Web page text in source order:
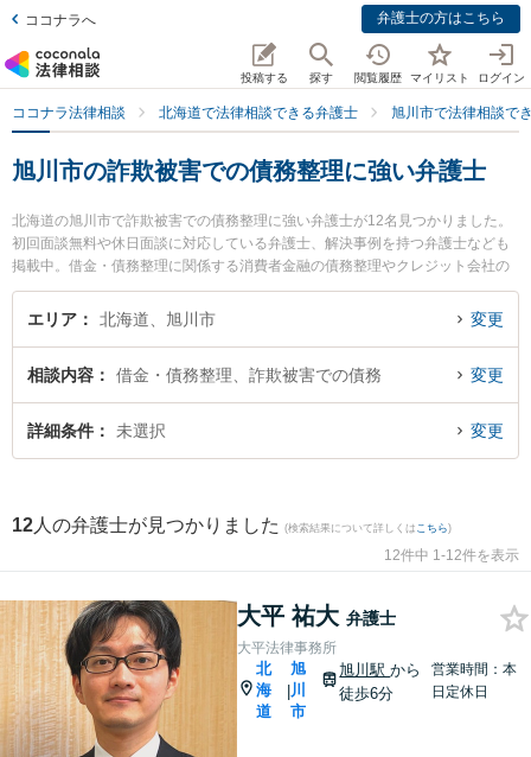
ココナラへ 弁護士の方はこちら
投稿する 探す 閲覧履歴 マイリスト ログイン
ココナラ法律相談 北海道で法律相談できる弁護士 旭川市で法律相談で
旭川市の詐欺被害での債務整理に強い弁護士
北海道の旭川市で詐欺被害での債務整理に強い弁護士が12名見つかりました。
初回面談無料や休日面談に対応している弁護士、解決事例を持つ弁護士なども
掲載中。借金・債務整理に関係する消費者金融の債務整理やクレジット会社の
債務整理、リボ払いの債務整理等の細かな分野での絞り込み検索もでき便利で
す。特に大平法律事務所の大平 祐大弁護士やラフター法律事務所の小田桐 誠弁
での債務整理のトラブルを今すぐに弁護士に相談したい』『詐欺被害での債務
整理のトラブル解決の実績豊富な近くの弁護士を検索したい』『初回相談無料
で詐欺被害での債務整理を法律相談できる旭川市内の弁護士に相談予約した
エリア 北海道、旭川市 変更
相談内容 借金・債務整理、詐欺被害での債務 変更
詳細条件 未選択 変更
12 人の弁護士が見つかりました (検索結果について詳しくは こちら)
12件中 1-12件を表示
大平 祐大 弁護士
大平法律事務所
北
海
道
|
旭
川
市
旭川駅から
徒歩6分
営業時間：本
日定休日